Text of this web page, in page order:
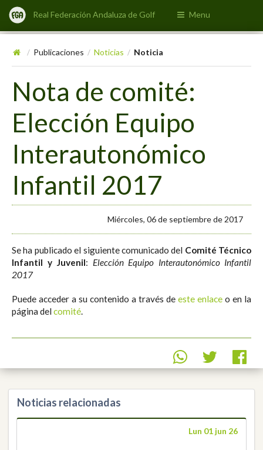
Real Federación Andaluza de Golf Menu
/ Publicaciones / Noticias / Noticia
Nota de comité:
Elección Equipo
Interautonómico
Infantil 2017
Miércoles, 06 de septiembre de 2017
Se ha publicado el siguiente comunicado del Comité Técnico
Infantil y Juvenil: Elección Equipo Interautonómico Infantil
2017
Puede acceder a su contenido a través de este enlace o en la
página delcomité
Noticias relacionadas
Lun 01 jun 26